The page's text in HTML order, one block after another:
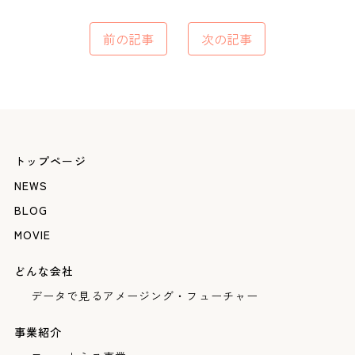
前の記事 次の記事
トップページ
NEWS
BLOG
MOVIE
どんな会社
データで見るアメージング・フューチャー
事業紹介